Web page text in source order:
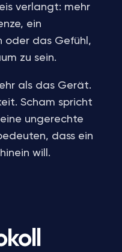
verlangt: mehr
ein
oder das Gefühl,
zu sein.
als das Gerät.
Scham spricht
ungerechte
dass ein
will.